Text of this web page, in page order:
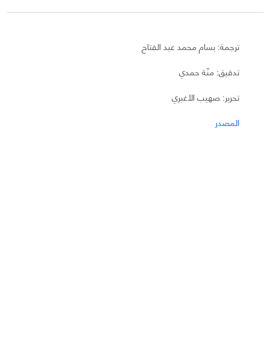
ترجمة: بسام محمد عبد الفتاح
تدقيق: منّة حمدي
تحرير: صهيب الأغبري
المصدر